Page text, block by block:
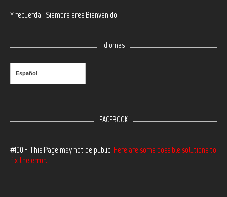
Y recuerda: ¡Siempre eres Bienvenido!
Idiomas
Español
FACEBOOK
#100 - This Page may not be public. Here are some possible solutions to
fix the error.